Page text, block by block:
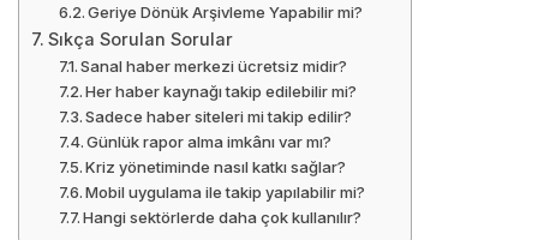
Geriye Dönük Arşivleme Yapabilir mi?
Sıkça Sorulan Sorular
Sanal haber merkezi ücretsiz midir?
Her haber kaynağı takip edilebilir mi?
Sadece haber siteleri mi takip edilir?
Günlük rapor alma imkânı var mı?
Kriz yönetiminde nasıl katkı sağlar?
Mobil uygulama ile takip yapılabilir mi?
Hangi sektörlerde daha çok kullanılır?